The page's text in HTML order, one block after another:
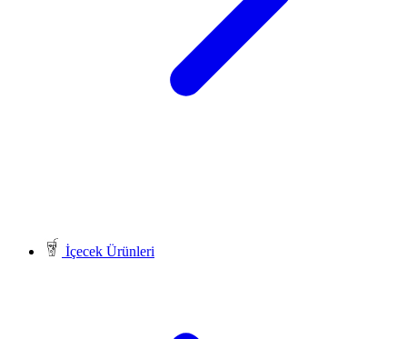
İçecek Ürünleri